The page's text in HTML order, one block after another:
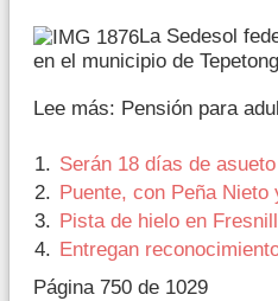
La Sedesol
en el municipio de
Lee más: Pensión para
Serán 18 días de
Puente, con Peña Nieto
Pista de hielo en
Entregan
Página 750 de 1029